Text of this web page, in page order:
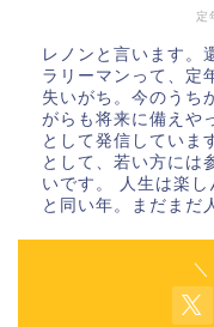
定
レノンと言います。
ラリーマンって、定
失いがち。今のうち
がらも将来に備えや
として発信していま
として、若い方には
いです。 人生は楽
と同い年。まだまだ